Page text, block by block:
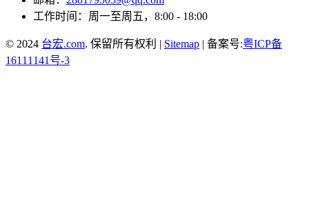
工作时间：周一至周五，8:00 - 18:00
© 2024 台宏.com. 保留所有权利 | Sitemap | 备案号:粤ICP备
16111141号-3